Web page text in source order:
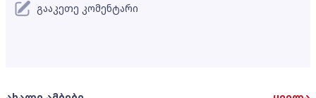
გააკეთე კომენტარი